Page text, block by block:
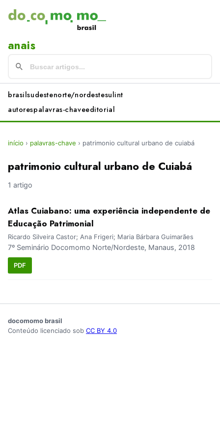
anais
brasilsudestenorte/nordestesulint
autorespalavras-chaveeditorial
início › palavras-chave › patrimonio cultural urbano de cuiabá
patrimonio cultural urbano de Cuiabá
1 artigo
Atlas Cuiabano: uma experiência independente de
Educação Patrimonial
Ricardo Silveira Castor; Ana Frigeri; Maria Bárbara Guimarães
7º Seminário Docomomo Norte/Nordeste, Manaus, 2018
PDF
docomomo brasil
Conteúdo licenciado sob CC BY 4.0